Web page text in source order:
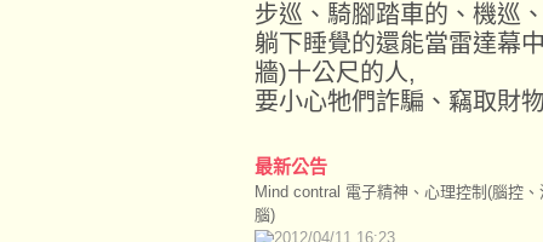
步巡、騎腳踏車的、機巡
躺下睡覺的還能當雷達幕
牆)十公尺的人,
要小心牠們詐騙、竊取財
最新公告
Mind contral 電子精神、心理控制(腦控、
腦)
2012/04/11 16:23